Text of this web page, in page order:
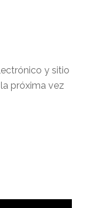
y sitio
próxima vez